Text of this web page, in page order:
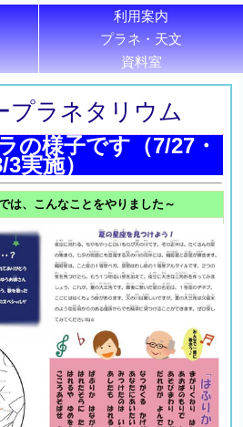
利用案内
プラネ・天文
資料室
プラネタリウム
の様子です（7/27・
3実施）
は、こんなことをやりました～